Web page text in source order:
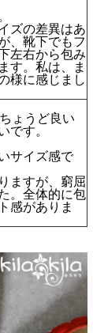
ズの差異はあ
、靴下でもフ
左右から包み
す。私は、ま
様に感じまし
ょうど良い
です。
サイズ感で
ますが、窮屈
。全体的に包
感がありま